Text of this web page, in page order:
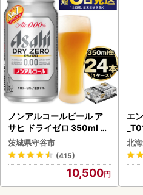
ノンアルコールビール ア
サヒ ドライゼロ 350ml 24
本 ノンアル ビール asashi
守谷市
茨城県守谷市
(415)
10,500
エ
北